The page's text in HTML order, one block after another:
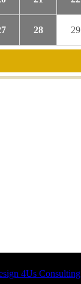
28 29
4Us Consulting